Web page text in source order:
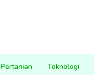
Pertanian Teknologi